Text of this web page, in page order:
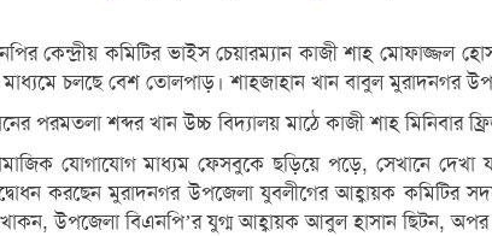
কেন্দ্রীয় কমিটির ভাইস চেয়ারম্যান কাজী শাহ মোফাজ্জল
চলছে বেশ তোলপাড়। শাহজাহান খান বাবুল মুরাদনগর
পরমতলা শব্দর খান উচ্চ বিদ্যালয় মাঠে কাজী শাহ মিনিবার
যোগাযোগ মাধ্যম ফেসবুকে ছড়িয়ে পড়ে, সেখানে
করছেন মুরাদনগর উপজেলা যুবলীগের আহ্বায়ক কমিটির
উপজেলা বিএনপি’র যুগ্ম আহ্বায়ক আবুল হাসান ছিটন, অপর